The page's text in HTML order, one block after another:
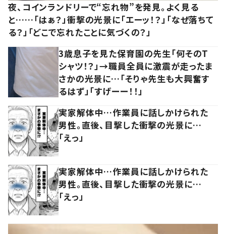
夜、コインランドリーで“忘れ物”を発見。よく見る
と……「はぁ？」衝撃の光景に「エーッ！？」「なぜ落ちて
る？」「どこで忘れたことに気づくの？」
3歳息子を見た保育園の先生「何そのT
シャツ！？」→職員全員に激震が走ったま
さかの光景に…「そりゃ先生も大興奮す
るはず」「すげーー！！」
実家解体中…作業員に話しかけられた
男性。直後、目撃した衝撃の光景に…
「えっ」
実家解体中…作業員に話しかけられた
男性。直後、目撃した衝撃の光景に…
「えっ」